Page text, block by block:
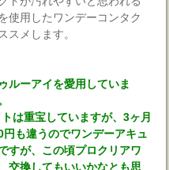
使用したワンデーコンタク
スメします。
ルーアイを愛用していま
は重宝していますが、3ヶ月
も違うのでワンデーアキュ
すが、この頃プロクリアワ
交換してもいいかなとも思